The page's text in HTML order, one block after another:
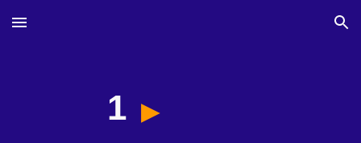
Skip to main content Skip to navigation
1 ▶︎